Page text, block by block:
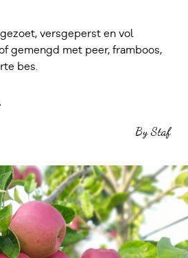
versgeperst en vol
gemengd met peer, framboos,
bes.
By Staf